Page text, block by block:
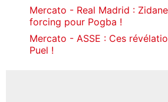
Mercato - Real Madrid :
forcing pour Pogba !
Mercato - ASSE : Ces
Puel !